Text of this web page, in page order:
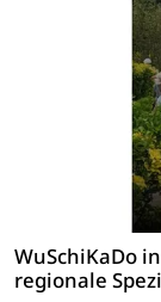
WuSchiKaDo
regionale